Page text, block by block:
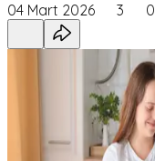
04 Mart 2026 3 0